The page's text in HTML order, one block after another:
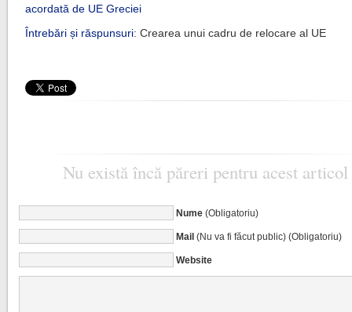
acordată de UE Greciei
Întrebări și răspunsuri: Crearea unui cadru de relocare al UE
Nu există încă păreri pentru acest articol
Nume(Obligatoriu)
Mail(Nu va fi făcut public) (Obligatoriu)
Website